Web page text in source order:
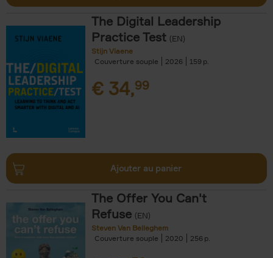
The Digital Leadership
Practice Test (EN)
Stijn Viaene
Couverture souple
2026 159
€ 34,99
Ajouter au panier
The Offer You Can't
Refuse (EN)
Steven Van Belleghem
Couverture souple
2020 256